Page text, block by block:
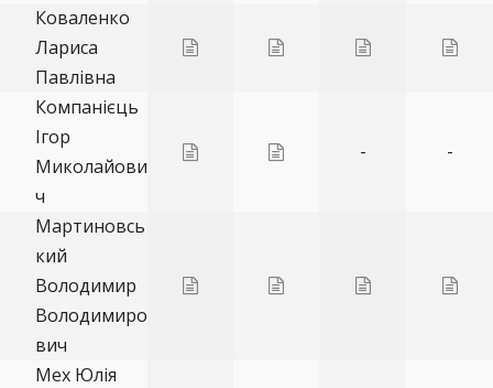
Коваленко
Лариса
Павлівна
Компанієць
Ігор
Миколайови
ч
- -
Мартиновсь
кий
Володимир
Володимиро
вич
Мех Юлія